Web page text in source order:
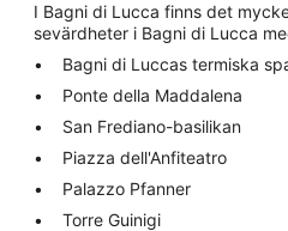
I Bagni di Lucca finns det
sevärdheter i Bagni di Lucca
Bagni di Luccas termiska
Ponte della Maddalena
San Frediano-basilikan
Piazza dell'Anfiteatro
Palazzo Pfanner
Torre Guinigi